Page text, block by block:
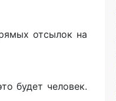
отсылок на
будет человек.